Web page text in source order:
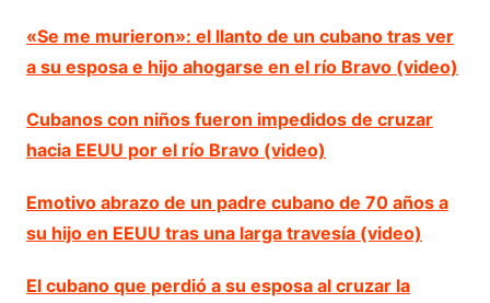
«Se me murieron»: el llanto de un cubano tras ver
a su esposa e hijo ahogarse en el río Bravo (video)
Cubanos con niños fueron impedidos de cruzar
hacia EEUU por el río Bravo (video)
Emotivo abrazo de un padre cubano de 70 años a
su hijo en EEUU tras una larga travesía (video)
El cubano que perdió a su esposa al cruzar la